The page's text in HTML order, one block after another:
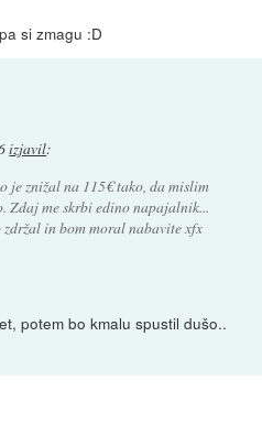
si zmagu :D
izjavil:
je znižal na 115€ tako, da mislim
Zdaj me skrbi edino napajalnik...
in bom moral nabavite xfx
potem bo kmalu spustil dušo..